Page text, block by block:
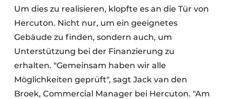
Um dies zu realisieren, klopfte es an die Tür von
Hercuton. Nicht nur, um ein geeignetes
Gebäude zu finden, sondern auch, um
Unterstützung bei der Finanzierung zu
erhalten. "Gemeinsam haben wir alle
Möglichkeiten geprüft", sagt Jack van den
Broek, Commercial Manager bei Hercuton. "Am